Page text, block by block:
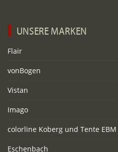
UNSERE MARKEN
Flair
vonBogen
Vistan
Imago
colorline Koberg und Tente EBM
Eschenbach